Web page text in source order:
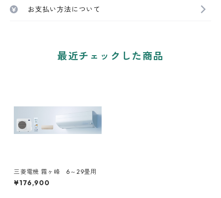
お支払い方法について
最近チェックした商品
三菱電機 霧ヶ峰 6～29畳用
¥176,900